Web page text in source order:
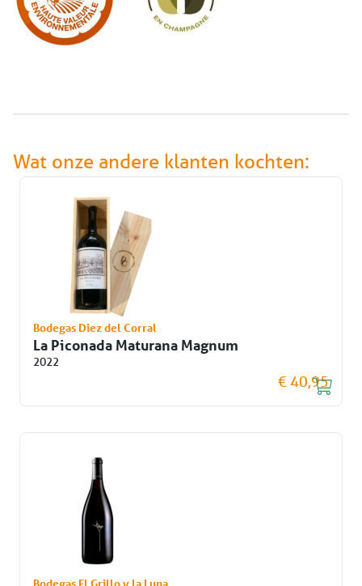
Wat onze andere klanten kochten:
Bodegas Diez del Corral
La Piconada Maturana Magnum
2022
€ 40,95